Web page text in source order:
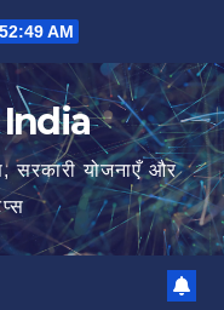
AM
सरकारी योजनाएँ और